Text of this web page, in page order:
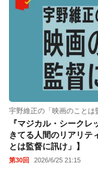
宇野維正の「映画のことは
『マジカル・シーク
きてる人間のリアリテ
とは監督に訊け」】
第30回 2026/6/25 21:15